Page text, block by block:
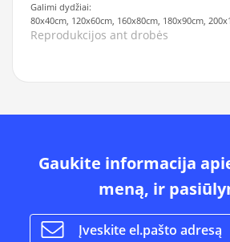
Galimi dydžiai:
80x40cm, 120x60cm, 160x80cm, 180x90cm,
Reprodukcijos ant drobės
Gaukite informacija
meną, ir